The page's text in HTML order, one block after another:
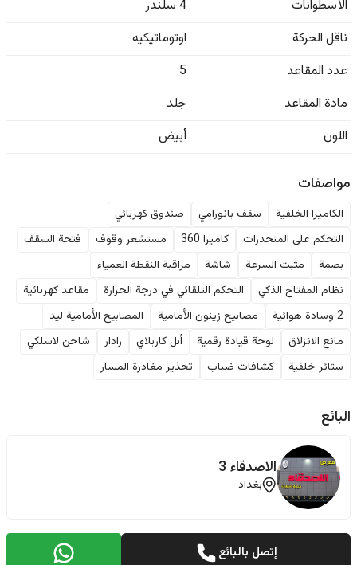
الأسطوانات
4 سلندر
ناقل الحركة
اوتوماتيكيه
عدد المقاعد
5
مادة المقاعد
جلد
اللون
أبيض
مواصفات
الكاميرا الخلفية سقف بانورامي
صندوق كهربائي
التحكم على المنحدرات
كاميرا 360 مستشعر وقوف
فتحة السقف
بصمة
مثبت السرعة شاشة
مراقبة النقطة العمياء
نظام المفتاح الذكي
التحكم التلقائي في درجة الحرارة
مقاعد كهربائية
2 وسادة هوائية
مصابيح زينون الأمامية
المصابيح الأمامية ليد
مانع الانزلاق
لوحة قيادة رقمية أبل كاربلاي رادار
شاحن لاسلكي
ستائر خلفية
كشافات ضباب تحذير مغادرة المسار
البائع
الاصدقاء 3
بغداد
إتصل بالبائع